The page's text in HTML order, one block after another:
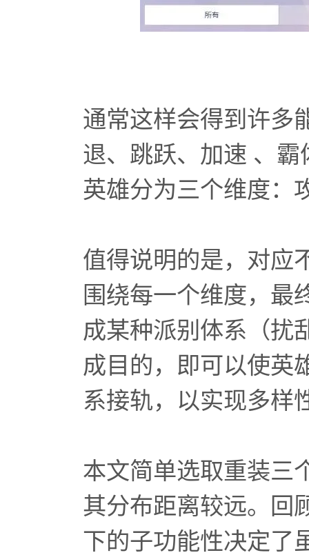
通常这样会得到许多
退、跳跃、加速 、
英雄分为三个维度：
值得说明的是，对应
围绕每一个维度，最
成某种派别体系（扰
成目的，即可以使英
系接轨，以实现多样
本文简单选取重装三
其分布距离较远。回
下的子功能性决定了